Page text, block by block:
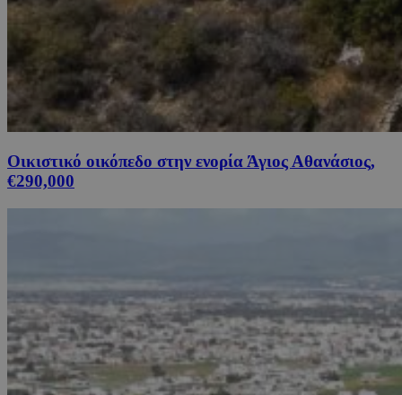
Οικιστικό οικόπεδο στην ενορία Άγιος Αθανάσιος,
€290,000